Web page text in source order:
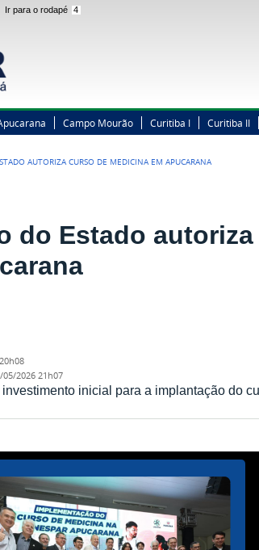
Ir para o rodapé 4
Campo Mourão Curitiba I Curitiba II
AUTORIZA CURSO DE MEDICINA EM APUCARANA
do Estado
05/2026 21h07
inicial para a implantação do